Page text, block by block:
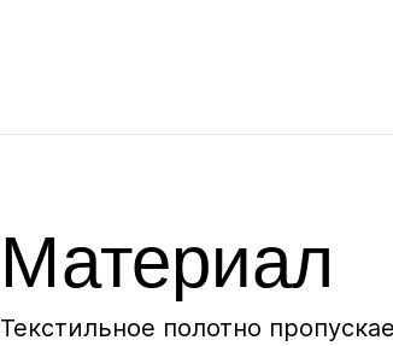
Материал
Текстильное полотно